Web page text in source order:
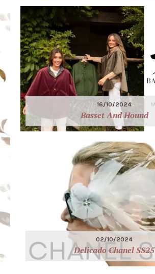
16/10/2024
Basset And Hound
02/10/2024
Delicado Chanel SS25